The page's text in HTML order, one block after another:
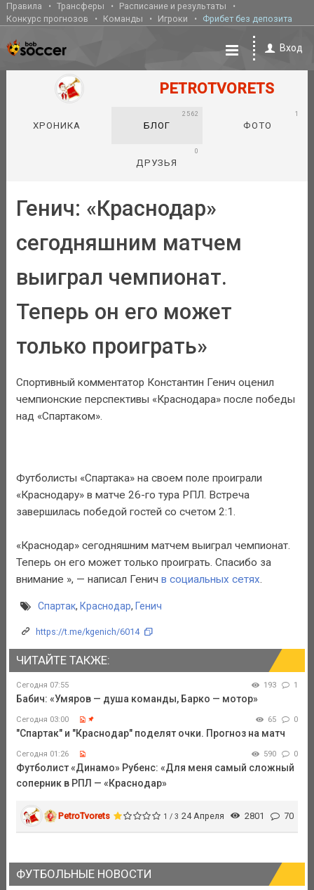
Правила Трансферы
Расписание и результаты
Конкурс прогнозов
Команды Игроки Фрибет без депозита
Вход
PETROTVORETS
ХРОНИКА БЛОГ
2562
ФОТО
1
ДРУЗЬЯ
0
Генич: «Краснодар»
сегодняшним матчем
выиграл чемпионат.
Теперь он его может
только проиграть»
Спортивный комментатор Константин Генич оценил
чемпионские перспективы «Краснодара» после победы
над «Спартаком».
Футболисты «Спартака» на своем поле проиграли
«Краснодару» в матче 26-го тура РПЛ. Встреча
завершилась победой гостей со счетом 2:1.
«Краснодар» сегодняшним матчем выиграл чемпионат.
Теперь он его может только проиграть. Спасибо за
внимание », — написал Генич в социальных сетях.
Спартак, Краснодар, Генич
https://t.me/kgenich/6014
ЧИТАЙТЕ ТАКЖЕ:
Сегодня 07:55 193 1
Бабич: «Умяров — душа команды, Барко — мотор»
Сегодня 03:00 65 0
"Спартак" и "Краснодар" поделят очки. Прогноз на матч
Сегодня 01:26 590 0
Футболист «Динамо» Рубенс: «Для меня самый сложный
соперник в РПЛ — «Краснодар»
PetroTvorets 1 / 3 24 Апреля 2801 70
ФУТБОЛЬНЫЕ НОВОСТИ